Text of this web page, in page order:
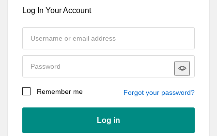
Log In Your Account
Remember me Forgot your password?
Log in